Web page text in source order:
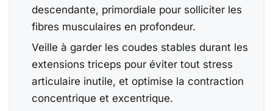
descendante, primordiale pour solliciter les
fibres musculaires en profondeur.
Veille à garder les coudes stables durant les
extensions triceps pour éviter tout stress
articulaire inutile, et optimise la contraction
concentrique et excentrique.